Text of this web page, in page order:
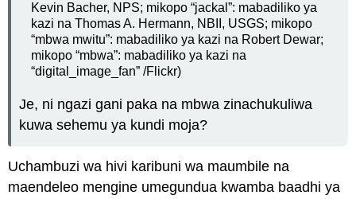
Kevin Bacher, NPS; mikopo “jackal”: mabadiliko ya
kazi na Thomas A. Hermann, NBII, USGS; mikopo
“mbwa mwitu”: mabadiliko ya kazi na Robert Dewar;
mikopo “mbwa”: mabadiliko ya kazi na
“digital_image_fan” /Flickr)
Je, ni ngazi gani paka na mbwa zinachukuliwa
kuwa sehemu ya kundi moja?
Uchambuzi wa hivi karibuni wa maumbile na
maendeleo mengine umegundua kwamba baadhi ya